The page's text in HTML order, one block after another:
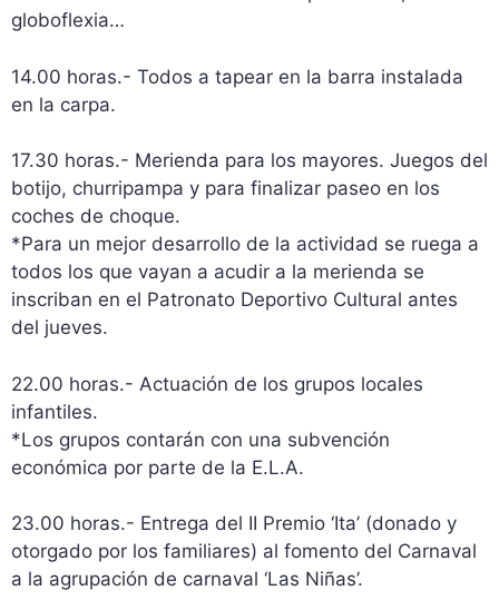
globoflexia…
14.00 horas.- Todos a tapear en la barra instalada
en la carpa.
17.30 horas.- Merienda para los mayores. Juegos del
botijo, churripampa y para finalizar paseo en los
coches de choque.
*Para un mejor desarrollo de la actividad se ruega a
todos los que vayan a acudir a la merienda se
inscriban en el Patronato Deportivo Cultural antes
del jueves.
22.00 horas.- Actuación de los grupos locales
infantiles.
*Los grupos contarán con una subvención
económica por parte de la E.L.A.
23.00 horas.- Entrega del II Premio ‘Ita’ (donado y
otorgado por los familiares) al fomento del Carnaval
a la agrupación de carnaval ‘Las Niñas’.